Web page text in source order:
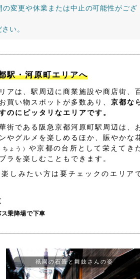
変更や休業または中止の可能性がござ
い。
駅・河原町エリアへ
アは、駅周辺に商業施設や商店街、
買い物スポットが多数あり、 京都な
のにピッタリなエリアです。
街である阪急京都河原町駅周辺は、
やグルメを楽しめるほか、賑やかな
ちょう）や京都の台所として栄えてき
ラを楽しむこともできます。
しみたい方は要チェックのエリア
乗降場で下車
祇園の石畳と舞妓さんの姿